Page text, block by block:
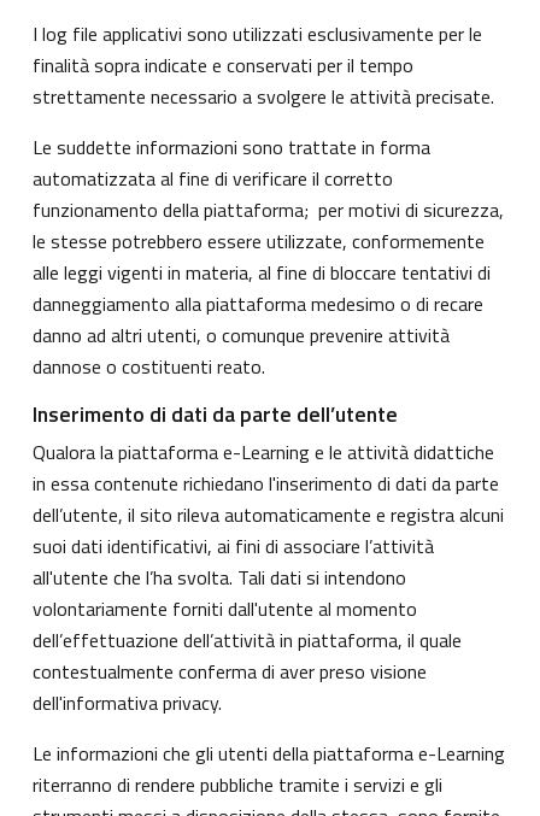
I log file applicativi sono utilizzati esclusivamente per le
finalità sopra indicate e conservati per il tempo
strettamente necessario a svolgere le attività precisate.
Le suddette informazioni sono trattate in forma
automatizzata al fine di verificare il corretto
funzionamento della piattaforma; per motivi di sicurezza,
le stesse potrebbero essere utilizzate, conformemente
alle leggi vigenti in materia, al fine di bloccare tentativi di
danneggiamento alla piattaforma medesimo o di recare
danno ad altri utenti, o comunque prevenire attività
dannose o costituenti reato.
Inserimento di dati da parte dell’utente
Qualora la piattaforma e-Learning e le attività didattiche
in essa contenute richiedano l'inserimento di dati da parte
dell’utente, il sito rileva automaticamente e registra alcuni
suoi dati identificativi, ai fini di associare l’attività
all'utente che l’ha svolta. Tali dati si intendono
volontariamente forniti dall'utente al momento
dell’effettuazione dell’attività in piattaforma, il quale
contestualmente conferma di aver preso visione
dell'informativa privacy.
Le informazioni che gli utenti della piattaforma e-Learning
riterranno di rendere pubbliche tramite i servizi e gli